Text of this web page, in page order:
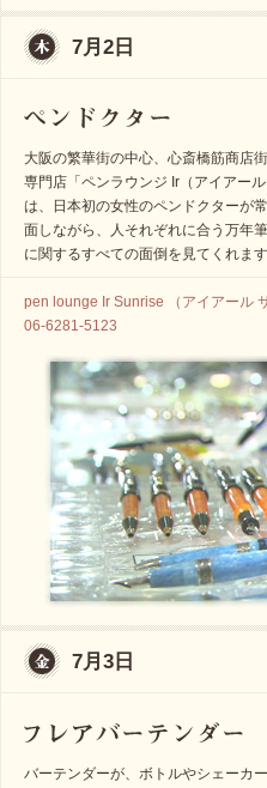
7月2日
大阪の繁華街の中心、心斎橋筋商店
専門店「ペンラウンジ Ir（アイアー
は、日本初の女性のペンドクターが
面しながら、人それぞれに合う万年
に関するすべての面倒を見てくれます
pen lounge Ir Sunrise （アイアール
06-6281-5123
7月3日
バーテンダーが、ボトルやシェーカ